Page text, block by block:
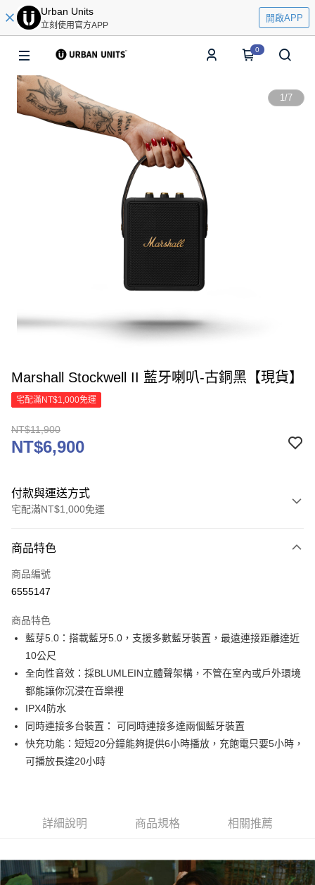
Urban Units
立刻使用官方APP
開啟APP
0
1/7
Marshall Stockwell II 藍牙喇叭-古銅黑【現貨】
宅配滿NT$1,000免運
NT$11,900
NT$6,900
付款與運送方式
宅配滿NT$1,000免運
信用卡一次付款
信用卡分期付款
合作金庫商業銀行
華南商業銀行
彰化商業銀行
上海商業儲蓄銀行
國泰世華商業銀行
兆豐國際商業銀行
臺灣中小企業銀行
匯豐（台灣）商業銀行
聯邦商業銀行
元大商業銀行
永豐商業銀行
玉山商業銀行
星展（台灣）商業銀行
台新國際商業銀行
6 期 0 利率 每期
華南商業銀行
上海商業儲蓄銀行
台北富邦商業銀行
國泰世華商業銀行
臺灣中小企業銀行
匯豐（台灣）商業銀行
華泰商業銀行
聯邦商業銀行
遠東國際商業銀行
元大商業銀行
永豐商業銀行
玉山商業銀行
LINE Pay
Apple Pay
ATM付款
運送方式
黑貓宅急便
每筆NT$120，滿NT$1,000(含以上)免運費
商品特色
商品編號
6555147
商品特色
藍芽5.0：搭載藍牙5.0，支援多數藍牙裝置，最遠連接距離達近
10公尺
全向性音效：採BLUMLEIN立體聲架構，不管在室內或戶外環境
都能讓你沉浸在音樂裡
IPX4防水
同時連接多台裝置： 可同時連接多達兩個藍牙裝置
快充功能：短短20分鐘能夠提供6小時播放，充飽電只要5小時，
可播放長達20小時
詳細說明 商品規格 相關推薦